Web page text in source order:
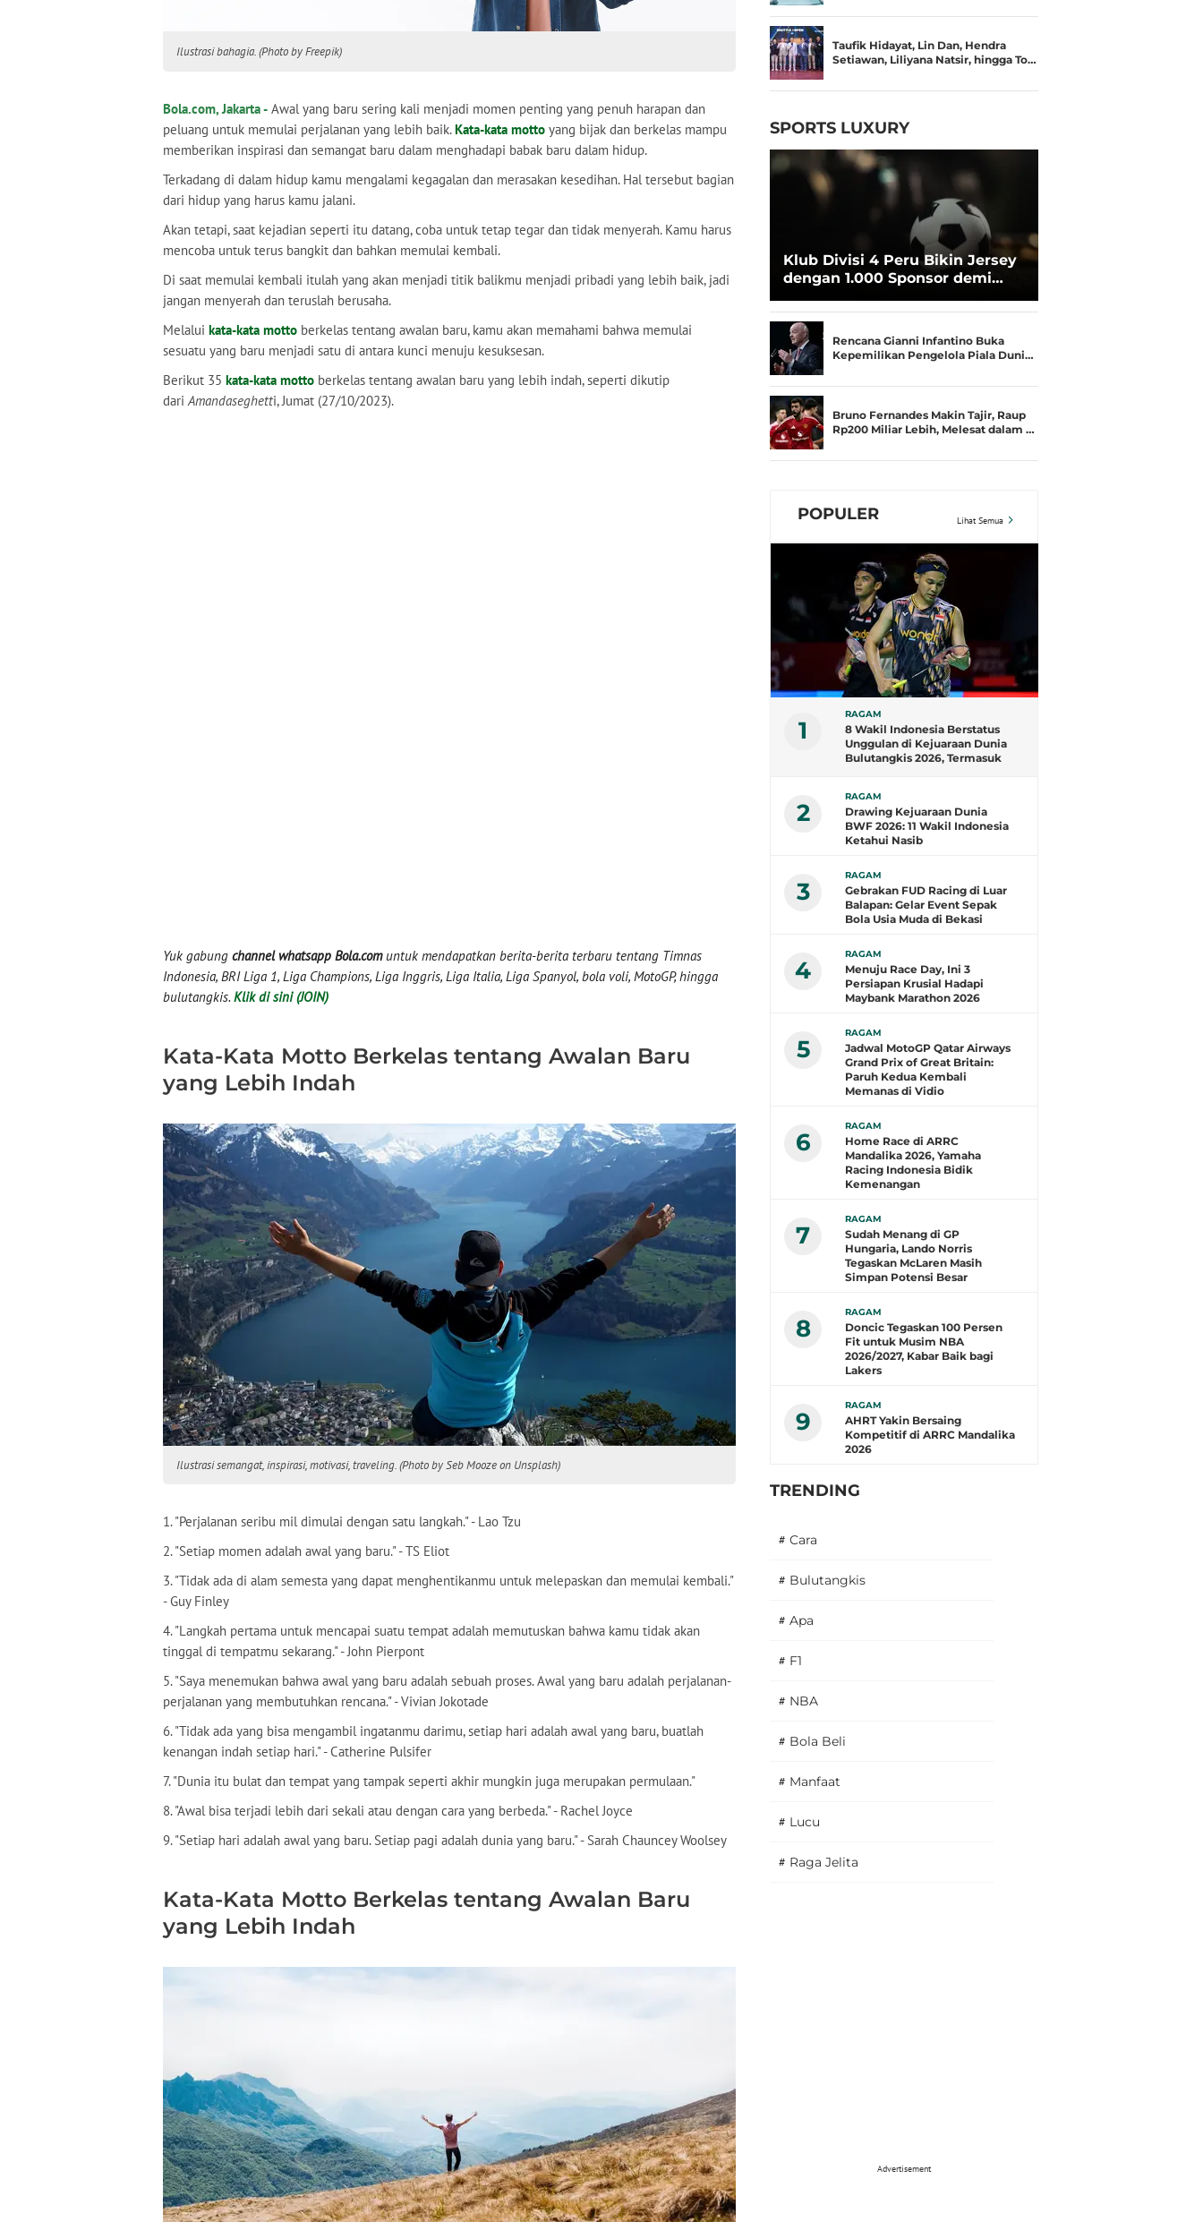
Ilustrasi bahagia. (Photo by Freepik)
Bola.com, Jakarta - Awal yang baru sering kali menjadi momen penting yang penuh harapan dan
peluang untuk memulai perjalanan yang lebih baik.Kata-kata motto yang bijak dan berkelas mampu
memberikan inspirasi dan semangat baru dalam menghadapi babak baru dalam hidup.
Terkadang di dalam hidup kamu mengalami kegagalan dan merasakan kesedihan. Hal tersebut bagian
dari hidup yang harus kamu jalani.
Akan tetapi, saat kejadian seperti itu datang, coba untuk tetap tegar dan tidak menyerah. Kamu harus
mencoba untuk terus bangkit dan bahkan memulai kembali.
Di saat memulai kembali itulah yang akan menjadi titik balikmu menjadi pribadi yang lebih baik, jadi
jangan menyerah dan teruslah berusaha.
Melalui kata-kata motto berkelas tentang awalan baru, kamu akan memahami bahwa memulai
sesuatu yang baru menjadi satu di antara kunci menuju kesuksesan.
Berikut 35 kata-kata motto berkelas tentang awalan baru yang lebih indah, seperti dikutip
dariAmandaseghetti, Jumat (27/10/2023).
Yuk gabung channel whatsapp Bola.comuntuk mendapatkan berita-berita terbaru tentang Timnas
Indonesia, BRI Liga 1, Liga Champions, Liga Inggris, Liga Italia, Liga Spanyol, bola voli, MotoGP, hingga
bulutangkis. Klik di sini (JOIN)
Kata-Kata Motto Berkelas tentang Awalan Baru
yang Lebih Indah
Ilustrasi semangat, inspirasi, motivasi, traveling. (Photo by Seb Mooze on Unsplash)
1. "Perjalanan seribu mil dimulai dengan satu langkah." - Lao Tzu
2. "Setiap momen adalah awal yang baru." - TS Eliot
3. "Tidak ada di alam semesta yang dapat menghentikanmu untuk melepaskan dan memulai kembali."
- Guy Finley
4. "Langkah pertama untuk mencapai suatu tempat adalah memutuskan bahwa kamu tidak akan
tinggal di tempatmu sekarang." - John Pierpont
5. "Saya menemukan bahwa awal yang baru adalah sebuah proses. Awal yang baru adalah perjalanan-
perjalanan yang membutuhkan rencana." - Vivian Jokotade
6. "Tidak ada yang bisa mengambil ingatanmu darimu, setiap hari adalah awal yang baru, buatlah
kenangan indah setiap hari." - Catherine Pulsifer
7. "Dunia itu bulat dan tempat yang tampak seperti akhir mungkin juga merupakan permulaan."
8. "Awal bisa terjadi lebih dari sekali atau dengan cara yang berbeda." - Rachel Joyce
9. "Setiap hari adalah awal yang baru. Setiap pagi adalah dunia yang baru." - Sarah Chauncey Woolsey
Kata-Kata Motto Berkelas tentang Awalan Baru
yang Lebih Indah
Taufik Hidayat, Lin Dan, Hendra
Setiawan, Liliyana Natsir, hingga To…
SPORTS LUXURY
Klub Divisi 4 Peru Bikin Jersey
dengan 1.000 Sponsor demi
Rencana Gianni Infantino Buka
Kepemilikan Pengelola Piala Duni…
Bruno Fernandes Makin Tajir, Raup
Rp200 Miliar Lebih, Melesat dalam …
POPULER Lihat Semua
1
RAGAM
8 Wakil Indonesia Berstatus
Unggulan di Kejuaraan Dunia
Bulutangkis 2026, Termasuk
2
RAGAM
Drawing Kejuaraan Dunia
BWF 2026: 11 Wakil Indonesia
Ketahui Nasib
3
RAGAM
Gebrakan FUD Racing di Luar
Balapan: Gelar Event Sepak
Bola Usia Muda di Bekasi
4
RAGAM
Menuju Race Day, Ini 3
Persiapan Krusial Hadapi
Maybank Marathon 2026
5
RAGAM
Jadwal MotoGP Qatar Airways
Grand Prix of Great Britain:
Paruh Kedua Kembali
Memanas di Vidio
6
RAGAM
Home Race di ARRC
Mandalika 2026, Yamaha
Racing Indonesia Bidik
Kemenangan
7
RAGAM
Sudah Menang di GP
Hungaria, Lando Norris
Tegaskan McLaren Masih
Simpan Potensi Besar
8
RAGAM
Doncic Tegaskan 100 Persen
Fit untuk Musim NBA
2026/2027, Kabar Baik bagi
Lakers
9
RAGAM
AHRT Yakin Bersaing
Kompetitif di ARRC Mandalika
2026
TRENDING
# Cara
# Bulutangkis
# Apa
# F1
# NBA
# Bola Beli
# Manfaat
# Lucu
# Raga Jelita
Advertisement